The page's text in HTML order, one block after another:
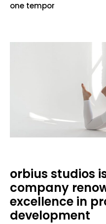
one tempor
orbius studios
company
excellence in
development